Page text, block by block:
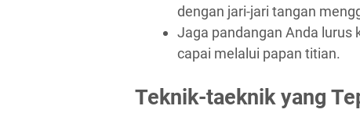
dengan jari-jari tangan
Jaga pandangan Anda lurus
capai melalui papan titian.
Teknik-taeknik yang